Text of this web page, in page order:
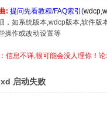
: 提问先看教程/FAQ索引(wdcp,
，如系统版本,wdcp版本,软件版
操作或改动设置等
信息不详,很可能会没人理你！
启动失败